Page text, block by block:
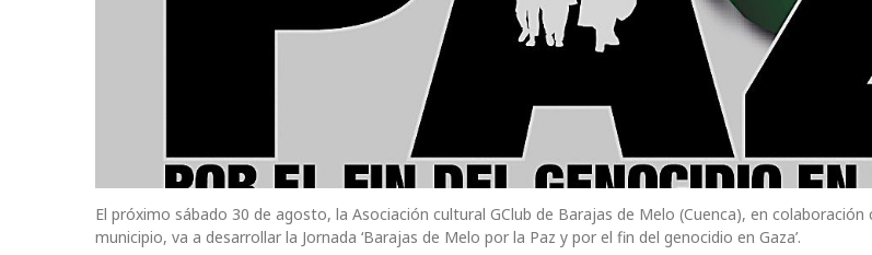
El próximo sábado 30 de agosto, la Asociación cultural GClub de Barajas de Melo (Cuenca), en
municipio, va a desarrollar la Jornada ‘Barajas de Melo por la Paz y por el fin del genocidio en Gaza’.